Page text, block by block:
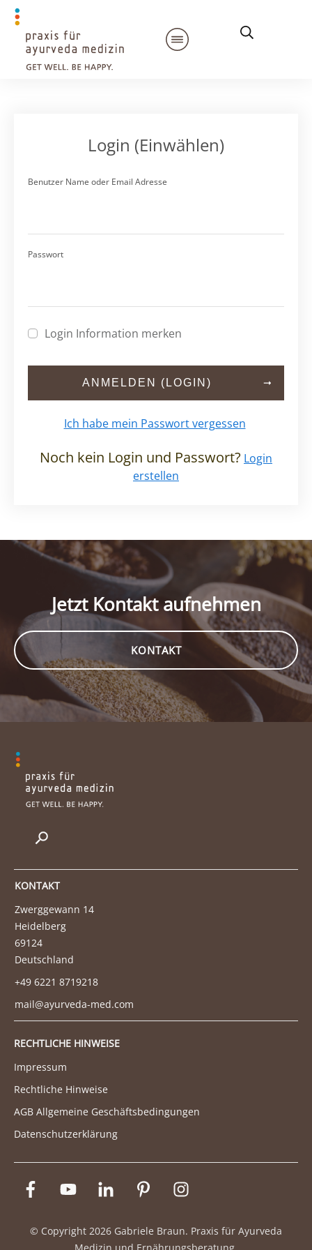
Login (Einwählen)
Benutzer Name oder Email Adresse
Passwort
Login Information merken
ANMELDEN (LOGIN)
Ich habe mein Passwort vergessen
Noch kein Login und Passwort? Login
erstellen
Jetzt Kontakt aufnehmen
KONTAKT
KONTAKT
Zwerggewann 14
Heidelberg
69124
Deutschland
+49 6221 8719218
mail@ayurveda-med.com
RECHTLICHE HINWEISE
Impressum
Rechtliche Hinweise
AGB Allgemeine Geschäftsbedingungen
Datenschutzerklärung
© Copyright 2026 Gabriele Braun. Praxis für Ayurveda